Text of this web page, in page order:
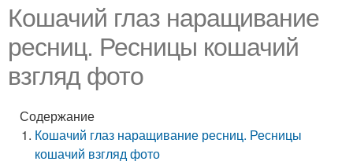
Кошачий глаз наращивание
ресниц. Ресницы кошачий
взгляд фото
Содержание
Кошачий глаз наращивание ресниц. Ресницы
кошачий взгляд фото